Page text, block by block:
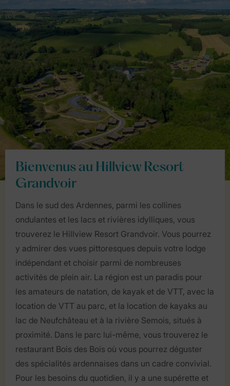
Bienvenus au Hillview Resort
Grandvoir
Dans le sud des Ardennes, parmi les collines
ondulantes et les lacs et rivières idylliques, vous
trouverez le Hillview Resort Grandvoir. Vous pourrez
y admirer des vues pittoresques depuis votre lodge
indépendant et choisir parmi de nombreuses
activités de plein air. La région est un paradis pour
les amateurs de natation, de kayak et de VTT, avec la
location de VTT au parc, et la location de kayaks au
lac de Neufchâteau et à la rivière Semois, situés à
proximité. Dans le parc lui-même, vous trouverez le
restaurant Bois des Bois où vous pourrez déguster
des spécialités ardennaises dans un cadre convivial.
Pour les besoins du quotidien, il y a une supérette et